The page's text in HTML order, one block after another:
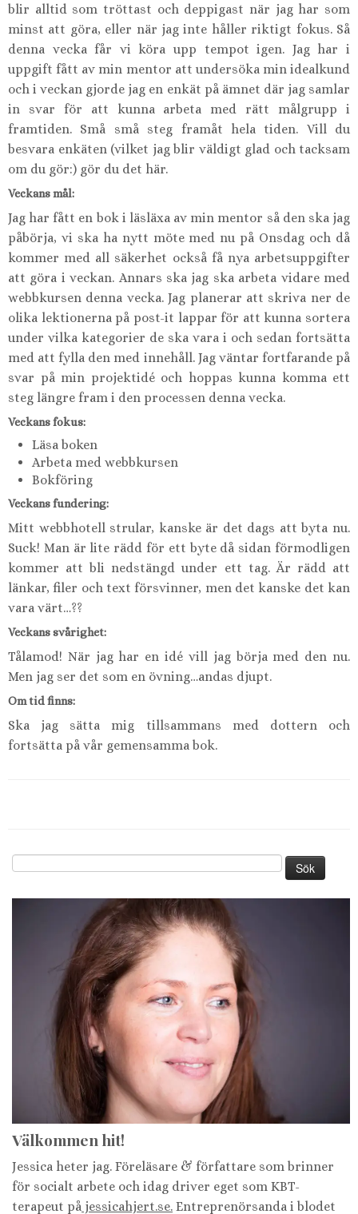
blir alltid som tröttast och deppigast när jag har som
minst att göra, eller när jag inte håller riktigt fokus. Så
denna vecka får vi köra upp tempot igen. Jag har i
uppgift fått av min mentor att undersöka min idealkund
och i veckan gjorde jag en enkät på ämnet där jag samlar
in svar för att kunna arbeta med rätt målgrupp i
framtiden. Små små steg framåt hela tiden. Vill du
besvara enkäten (vilket jag blir väldigt glad och tacksam
om du gör:) gör du det här.
Veckans mål:
Jag har fått en bok i läsläxa av min mentor så den ska jag
påbörja, vi ska ha nytt möte med nu på Onsdag och då
kommer med all säkerhet också få nya arbetsuppgifter
att göra i veckan. Annars ska jag ska arbeta vidare med
webbkursen denna vecka. Jag planerar att skriva ner de
olika lektionerna på post-it lappar för att kunna sortera
under vilka kategorier de ska vara i och sedan fortsätta
med att fylla den med innehåll. Jag väntar fortfarande på
svar på min projektidé och hoppas kunna komma ett
steg längre fram i den processen denna vecka.
Veckans fokus:
Läsa boken
Arbeta med webbkursen
Bokföring
Veckans fundering:
Mitt webbhotell strular, kanske är det dags att byta nu.
Suck! Man är lite rädd för ett byte då sidan förmodligen
kommer att bli nedstängd under ett tag. Är rädd att
länkar, filer och text försvinner, men det kanske det kan
vara värt…??
Veckans svårighet:
Tålamod! När jag har en idé vill jag börja med den nu.
Men jag ser det som en övning…andas djupt.
Om tid finns:
Ska jag sätta mig tillsammans med dottern och
fortsätta på vår gemensamma bok.
Välkommen hit!
Jessica heter jag. Föreläsare & författare som brinner
för socialt arbete och idag driver eget som KBT-
terapeut på jessicahjert.se. Entreprenörsanda i blodet